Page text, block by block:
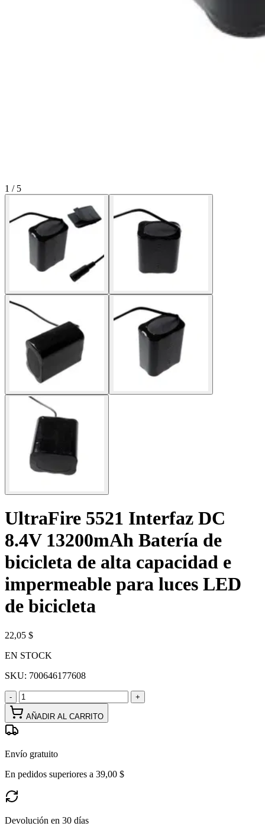
1 / 5
UltraFire 5521 Interfaz DC
8.4V 13200mAh Batería de
bicicleta de alta capacidad e
impermeable para luces LED
de bicicleta
22,05 $
EN STOCK
SKU: 700646177608
- +
AÑADIR AL CARRITO
Envío gratuito
En pedidos superiores a 39,00 $
Devolución en 30 días